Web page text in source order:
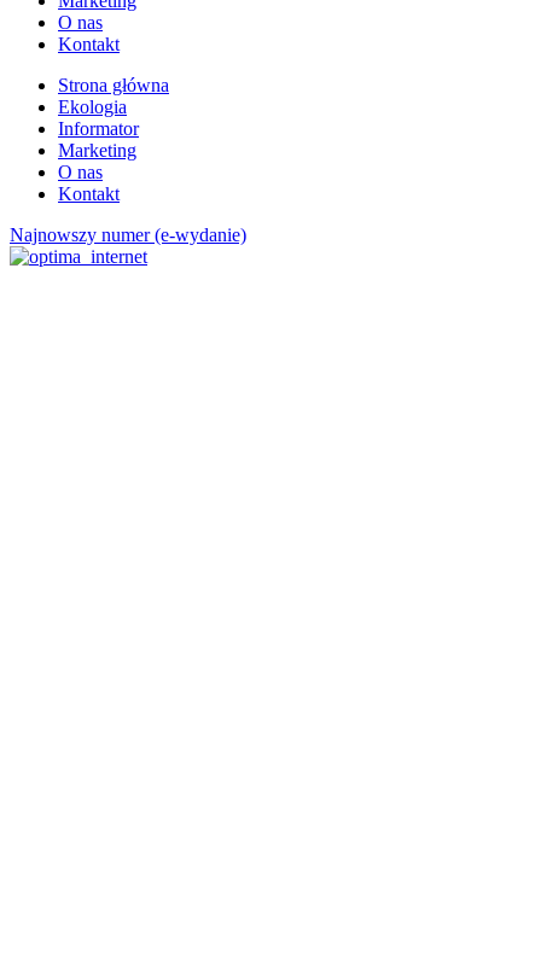
O nas
Kontakt
Strona główna
Ekologia
Informator
Marketing
O nas
Kontakt
Najnowszy numer (e-wydanie)